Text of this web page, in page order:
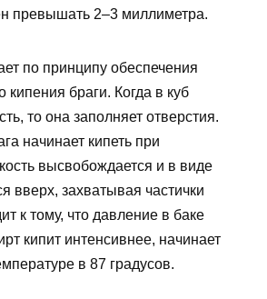
превышать 2–3 миллиметра.
по принципу обеспечения
кипения браги. Когда в куб
то она заполняет отверстия.
начинает кипеть при
высвобождается и в виде
вверх, захватывая частички
к тому, что давление в баке
кипит интенсивнее, начинает
в 87 градусов.